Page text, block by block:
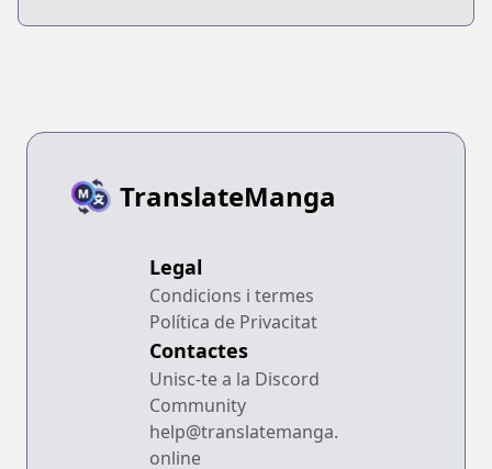
TranslateManga
Legal
Condicions i termes
Política de Privacitat
Contactes
Unisc-te a la Discord
Community
help@translatemanga.
online